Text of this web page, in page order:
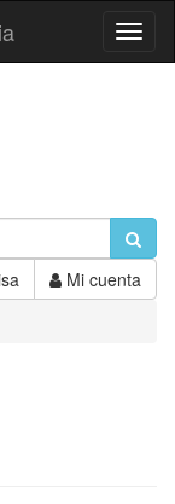
Mi cuenta